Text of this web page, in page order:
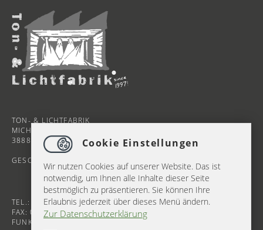
TON- & LICHTFABRIK
MICHAELSTEINER STRASSE 29B
38889 BLANKENBURG
GESCHÄFTSZEITEN MO-FR 9-18 UHR
TEL.: 03944 62326
FAX: 03944 351807
FUNK: 0172 3429037
Cookie Einstellungen
Wir nutzen Cookies auf unserer Website. Das ist
notwendig, um Ihnen alle Inhalte dieser Seite
bestmöglich zu präsentieren. Sie können Ihre
Erlaubnis jederzeit über dieses Menü ändern.
Zur Datenschutzerklärung